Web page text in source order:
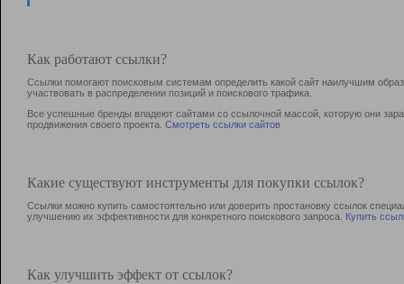
Как работают ссылки?
Ссылки помогают поисковым системам определить какой сайт наилучшим
участвовать в раcпределении позиций и поискового трафика.
Все успешные бренды владеют сайтами со ссылочной массой, которую они
продвижения своего проекта. Смотреть ссылки сайтов
Какие существуют инструменты для покупки ссылок?
Ссылки можно купить самостоятельно или доверить простановку ссылок
улучшению их эффективности для конкретного поискового запроса. Купить
Как улучшить эффект от ссылок?